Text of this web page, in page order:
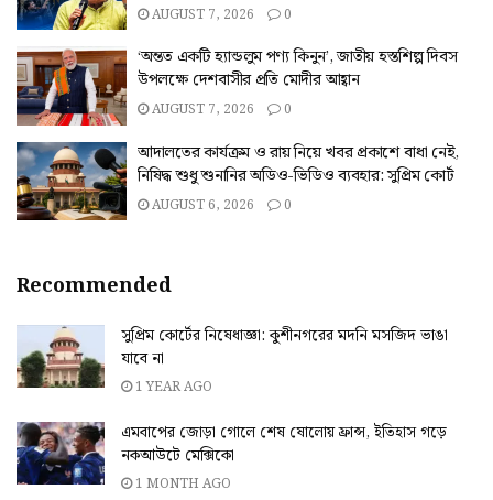
AUGUST 7, 2026 0
‘অন্তত একটি হ্যান্ডলুম পণ্য কিনুন’, জাতীয় হস্তশিল্প দিবস
উপলক্ষে দেশবাসীর প্রতি মোদীর আহ্বান
AUGUST 7, 2026 0
আদালতের কার্যক্রম ও রায় নিয়ে খবর প্রকাশে বাধা নেই,
নিষিদ্ধ শুধু শুনানির অডিও-ভিডিও ব্যবহার: সুপ্রিম কোর্ট
AUGUST 6, 2026 0
Recommended
সুপ্রিম কোর্টের নিষেধাজ্ঞা: কুশীনগরের মদনি মসজিদ ভাঙা
যাবে না
1 YEAR AGO
এমবাপের জোড়া গোলে শেষ ষোলোয় ফ্রান্স, ইতিহাস গড়ে
নকআউটে মেক্সিকো
1 MONTH AGO